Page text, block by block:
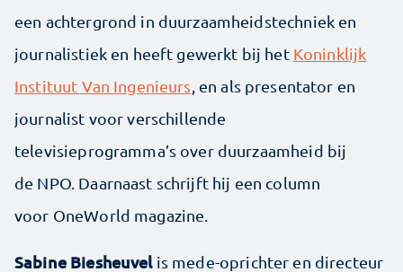
een achtergrond in duurzaamheidstechniek en
journalistiek en heeft gewerkt bij het Koninklijk
Instituut Van Ingenieurs, en als presentator en
journalist voor verschillende
televisieprogramma’s over duurzaamheid bij
de NPO. Daarnaast schrijft hij een column
voor OneWorld magazine.
Sabine Biesheuvelis mede-oprichter en directeur